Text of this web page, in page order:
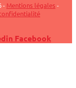
- Mentions légales -
Facebook